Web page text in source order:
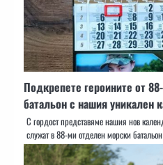
Подкрепете героините от
батальон с нашия уникален
С гордост представяме нашия нов
служат в 88-ми отделен морски